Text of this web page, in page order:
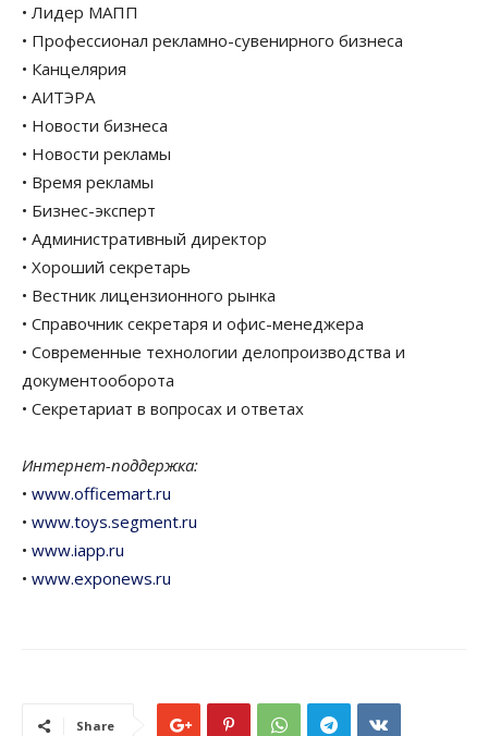
• Лидер МАПП
• Профессионал рекламно-сувенирного бизнеса
• Канцелярия
• АИТЭРА
• Новости бизнеса
• Новости рекламы
• Время рекламы
• Бизнес-эксперт
• Административный директор
• Хороший секретарь
• Вестник лицензионного рынка
• Справочник секретаря и офис-менеджера
• Современные технологии делопроизводства и
документооборота
• Секретариат в вопросах и ответах
Интернет-поддержка:
• www.officemart.ru
• www.toys.segment.ru
• www.iapp.ru
• www.exponews.ru
Share